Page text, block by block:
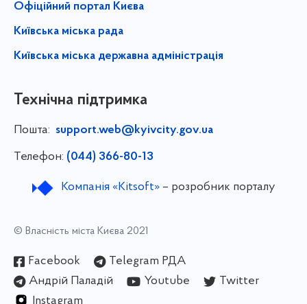
Офіційний портал Києва
Київська міська рада
Київська міська державна адміністрація
Технічна підтримка
Пошта: support.web@kyivcity.gov.ua
Телефон: (044) 366-80-13
Компанія «Kitsoft»– розробник порталу
© Власність міста Києва 2021
Facebook
Telegram РДА
Андрій Паладій
Youtube
Twitter
Instagram